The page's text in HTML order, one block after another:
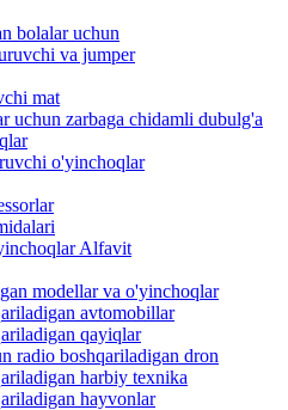
bolalar uchun
va jumper
mat
uchun zarbaga chidamli dubulg'a
o'yinchoqlar
Alfavit
modellar va o'yinchoqlar
avtomobillar
qayiqlar
radio boshqariladigan dron
harbiy texnika
hayvonlar